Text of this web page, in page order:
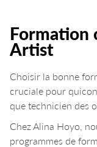
Formation
Artist
Choisir la bonne
cruciale pour
que technicien des
Chez Alina Hoyo,
programmes de